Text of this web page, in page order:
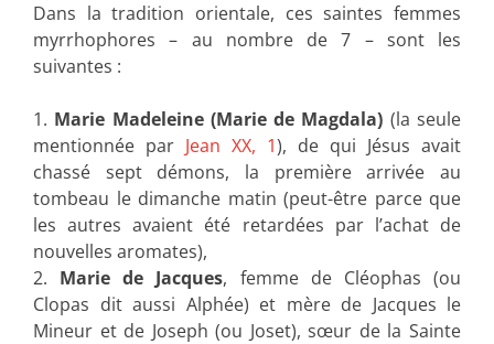
Dans la tradition orientale, ces saintes femmes
myrrhophores – au nombre de 7 – sont les
suivantes :
1. Marie Madeleine (Marie de Magdala) (la seule
mentionnée par Jean XX, 1), de qui Jésus avait
chassé sept démons, la première arrivée au
tombeau le dimanche matin (peut-être parce que
les autres avaient été retardées par l’achat de
nouvelles aromates),
2. Marie de Jacques, femme de Cléophas (ou
Clopas dit aussi Alphée) et mère de Jacques le
Mineur et de Joseph (ou Joset), sœur de la Sainte